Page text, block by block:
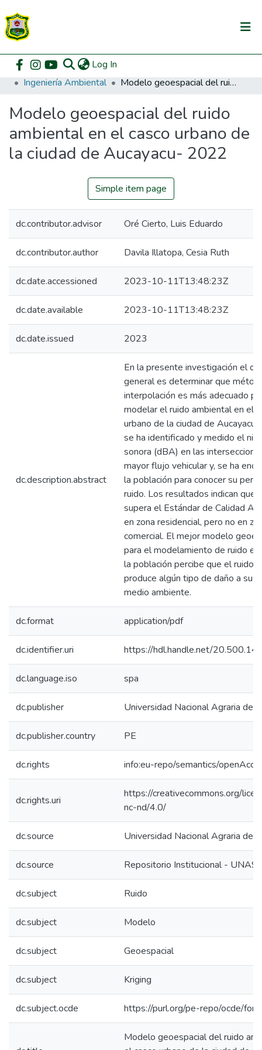
Log In
Communities & Collections
All of DSpace
DSpace Statistics
Home Pregrado
Ingeniería Ambiental
Modelo geoespacial del ruido ambiental en el casco urbano de la ciudad de Aucayacu- 2022
Modelo geoespacial del ruido
ambiental en el casco urbano de
la ciudad de Aucayacu- 2022
Simple item page
dc.contributor.advisor Oré Cierto, Luis Eduardo
dc.contributor.author Davila Illatopa, Cesia Ruth
dc.date.accessioned 2023-10-11T13:48:23Z
dc.date.available 2023-10-11T13:48:23Z
dc.date.issued 2023
dc.description.abstract
En la presente investigación el
general es determinar que
interpolación es más adecuado
modelar el ruido ambiental en el
urbano de la ciudad de Aucayacu.
se ha identificado y medido el
sonora (dBA) en las
mayor flujo vehicular y, se ha
la población para conocer su
ruido. Los resultados indican que
supera el Estándar de Calidad
en zona residencial, pero no en
comercial. El mejor modelo
para el modelamiento de ruido es
la población percibe que el ruido
produce algún tipo de daño a su
medio ambiente.
dc.format application/pdf
dc.identifier.uri https://hdl.handle.net/
dc.language.iso spa
dc.publisher Universidad Nacional Agraria de
dc.publisher.country PE
dc.rights info:eu-repo/semantics/
dc.rights.uri
https://creativecommons.org/
nc-nd/4.0/
dc.source Universidad Nacional Agraria de
dc.source Repositorio Institucional - UNAS
dc.subject Ruido
dc.subject Modelo
dc.subject Geoespacial
dc.subject Kriging
dc.subject.ocde https://purl.org/pe-repo/ocde/
Modelo geoespacial del ruido